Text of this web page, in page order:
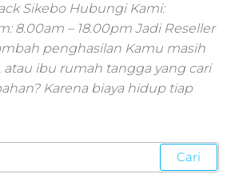
terbaik,marketing
online offline,jasa
digital marketing
murah,marketing
digital
page marketing
umkm,digital
marketing
Sikebo Hubungi Kami:
8.00am – 18.00pm Jadi Reseller
penghasilan Kamu masih
atau ibu rumah tangga yang cari
Karena biaya hidup tiap